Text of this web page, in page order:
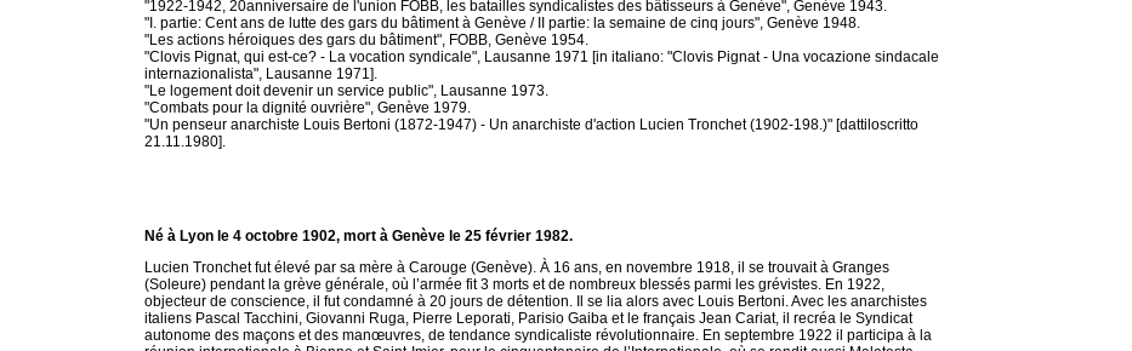
"1922-1942, 20anniversaire de l'union FOBB, les batailles syndicalistes des bâtisseurs à Genève", Genève 1943.
"I. partie: Cent ans de lutte des gars du bâtiment à Genève / II partie: la semaine de cinq jours", Genève 1948.
"Les actions héroiques des gars du bâtiment", FOBB, Genève 1954.
"Clovis Pignat, qui est-ce? - La vocation syndicale", Lausanne 1971 [in italiano: "Clovis Pignat - Una vocazione sindacale
internazionalista", Lausanne 1971].
"Le logement doit devenir un service public", Lausanne 1973.
"Combats pour la dignité ouvrière", Genève 1979.
"Un penseur anarchiste Louis Bertoni (1872-1947) - Un anarchiste d'action Lucien Tronchet (1902-198.)" [dattiloscritto
21.11.1980].
Né à Lyon le 4 octobre 1902, mort à Genève le 25 février 1982.
Lucien Tronchet fut élevé par sa mère à Carouge (Genève). À 16 ans, en novembre 1918, il se trouvait à Granges
(Soleure) pendant la grève générale, où l’armée fit 3 morts et de nombreux blessés parmi les grévistes. En 1922,
objecteur de conscience, il fut condamné à 20 jours de détention. Il se lia alors avec Louis Bertoni. Avec les anarchistes
italiens Pascal Tacchini, Giovanni Ruga, Pierre Leporati, Parisio Gaiba et le français Jean Cariat, il recréa le Syndicat
autonome des maçons et des manœuvres, de tendance syndicaliste révolutionnaire. En septembre 1922 il participa à la